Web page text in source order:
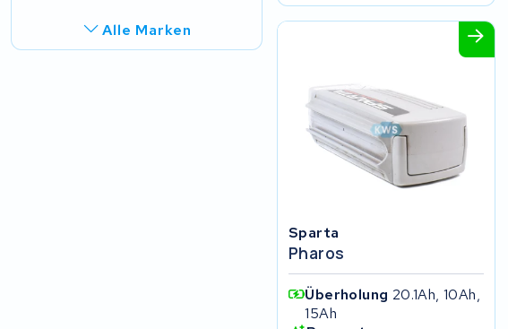
Alle Marken
Sparta
Pharos
Überholung 20.1Ah, 10Ah,
15Ah